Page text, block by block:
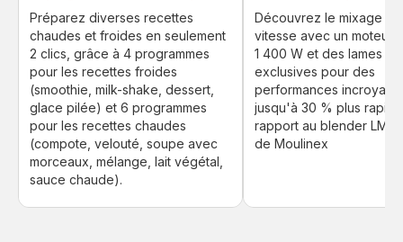
Préparez diverses recettes
chaudes et froides en seulement
2 clics, grâce à 4 programmes
pour les recettes froides
(smoothie, milk-shake, dessert,
glace pilée) et 6 programmes
pour les recettes chaudes
(compote, velouté, soupe avec
morceaux, mélange, lait végétal,
sauce chaude).
Découvrez le mixage à
vitesse avec un moteur
1 400 W et des lames
exclusives pour des
performances
jusqu'à 30 % plus
rapport au blender
de Moulinex